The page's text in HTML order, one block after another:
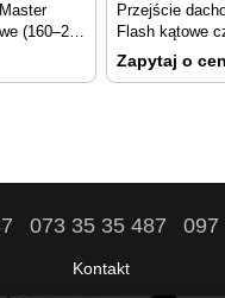
(160–280
Przejście
Flash kątowe
mm)
Zapytaj o
073 35 35 487 097
Kontakt